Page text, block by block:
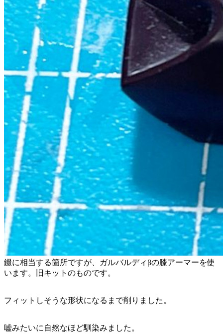
錣に相当する箇所ですが、ガルバルディβの膝アーマーを使
います。旧キットのものです。
フィットしそうな形状になるまで削りました。
嘘みたいに自然なほど馴染みました。